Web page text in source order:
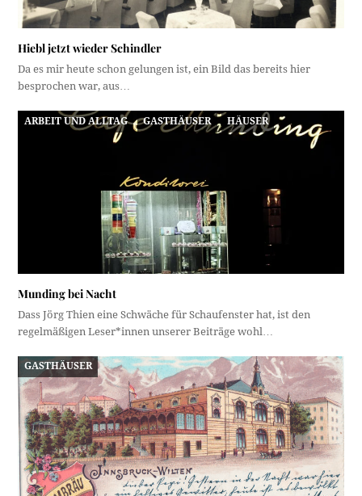
Hiebl jetzt wieder Schindler
Da es mir heute schon gelungen ist, ein Bild das bereits hier
besprochen war, aus…
ARBEIT UND ALLTAG GASTHÄUSER HÄUSER
Munding bei Nacht
Dass Jörg Thien eine Schwäche für Schaufenster hat, ist den
regelmäßigen Leser*innen unserer Beiträge wohl…
GASTHÄUSER